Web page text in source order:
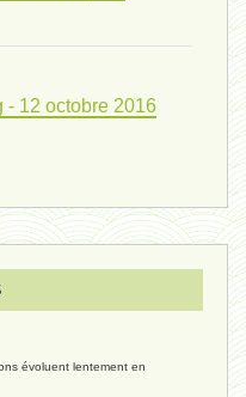
*
- 12 octobre 2016
évoluent lentement en